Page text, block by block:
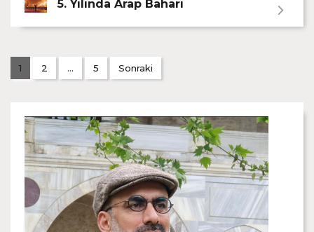
5. Yılında Arap Baharı
1 2 … 5 Sonraki